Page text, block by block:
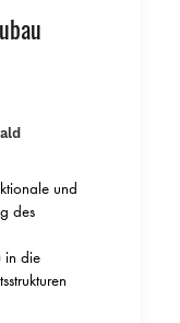
und
des
in die